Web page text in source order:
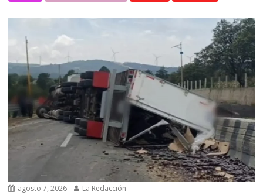
agosto 7, 2026 La Redacción